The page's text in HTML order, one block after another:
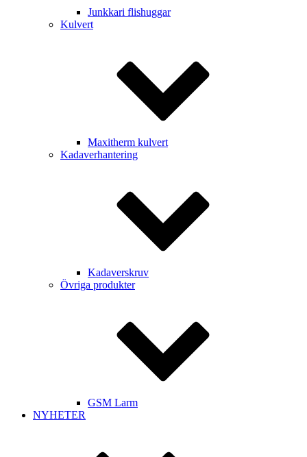
Junkkari flishuggar
Kulvert
Maxitherm kulvert
Kadaverhantering
Kadaverskruv
Övriga produkter
GSM Larm
NYHETER